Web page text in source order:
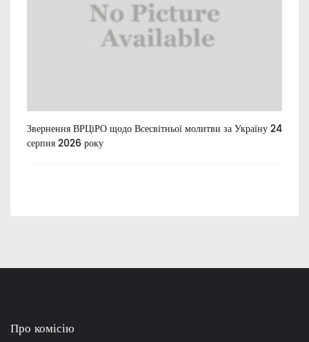
Звернення ВРЦіРО щодо Всесвітньої молитви за Україну 24
серпня 2026 року
Про комісію